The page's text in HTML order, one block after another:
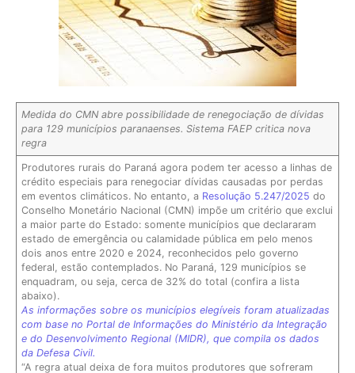
Medida do CMN abre possibilidade de renegociação de dívidas
para 129 municípios paranaenses. Sistema FAEP critica nova
regra
Produtores rurais do Paraná agora podem ter acesso a linhas de
crédito especiais para renegociar dívidas causadas por perdas
em eventos climáticos. No entanto, a Resolução 5.247/2025 do
Conselho Monetário Nacional (CMN) impõe um critério que exclui
a maior parte do Estado: somente municípios que declararam
estado de emergência ou calamidade pública em pelo menos
dois anos entre 2020 e 2024, reconhecidos pelo governo
federal, estão contemplados. No Paraná, 129 municípios se
enquadram, ou seja, cerca de 32% do total (confira a lista
abaixo).
As informações sobre os municípios elegíveis foram atualizadas
com base no Portal de Informações do Ministério da Integração
e do Desenvolvimento Regional (MIDR), que compila os dados
da Defesa Civil.
“A regra atual deixa de fora muitos produtores que sofreram